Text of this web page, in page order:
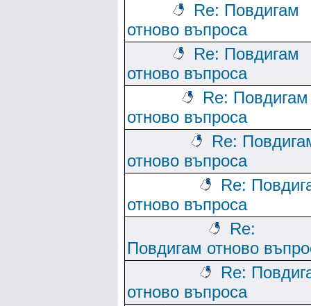
Re: Повдигам
отново въпроса
Re: Повдигам
отново въпроса
Re: Повдигам
отново въпроса
Re:
отново въпроса
Re:
отново въпроса
Re:
Повдигам отново
Re:
отново въпроса